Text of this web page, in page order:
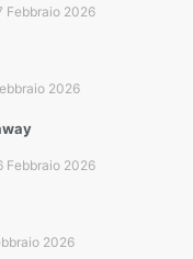
Febbraio 2026
2026
Febbraio 2026
2026